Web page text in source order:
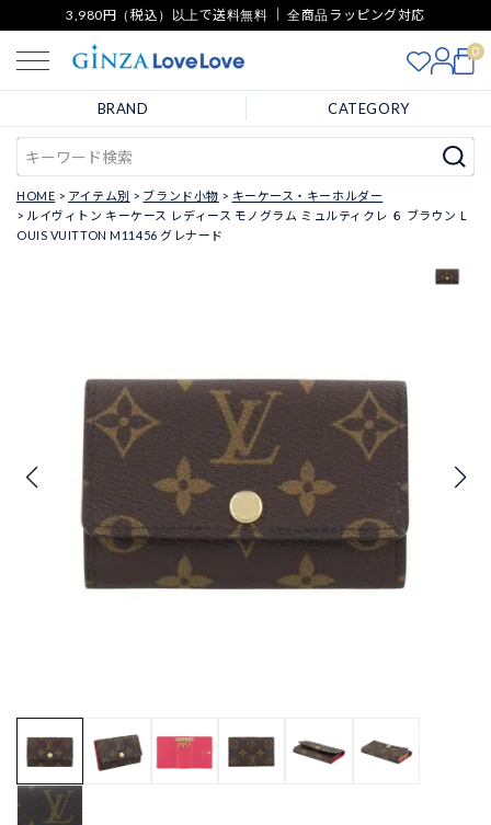
3,980円（税込）以上で送料無料 ｜ 全商品ラッピング対応
0
BRAND CATEGORY
HOME アイテム別 ブランド小物
キーケース・キーホルダー
ルイヴィトン キーケース レディース モノグラム ミュルティクレ ６ ブラウン L
OUIS VUITTON M11456 グレナード